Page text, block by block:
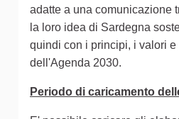
adatte a una comunicazione
la loro idea di Sardegna
quindi con i principi, i valori e
dell'Agenda 2030.
Periodo di caricamento